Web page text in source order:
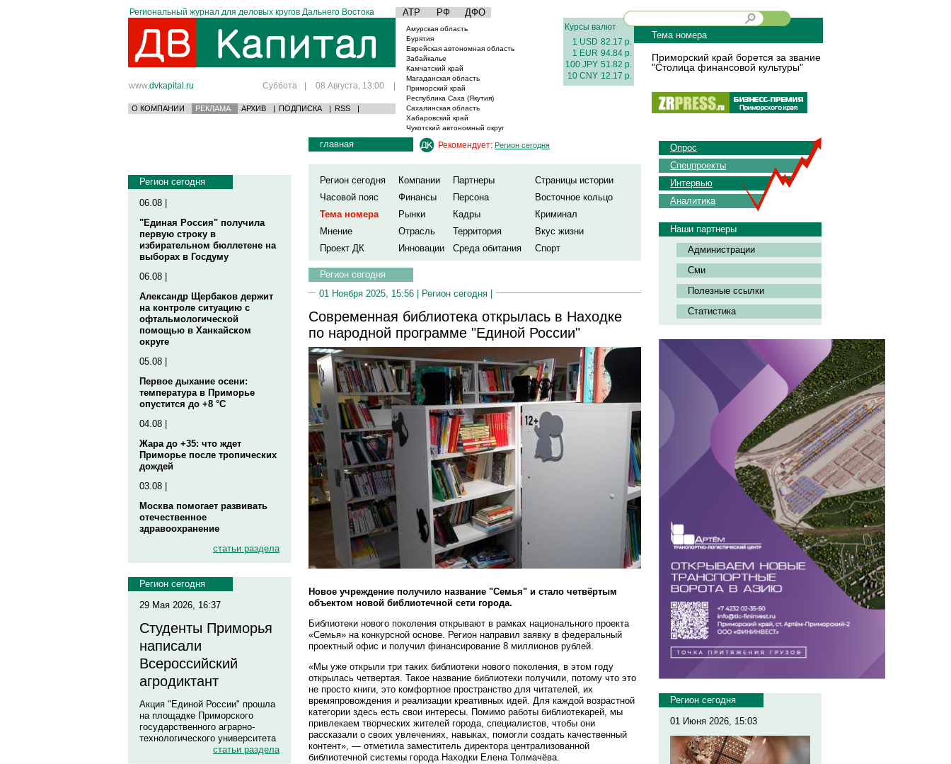
Региональный журнал для деловых кругов Дальнего Востока АТР РФ ДФО
www.dvkapital.ru Суббота | 08 Августа, 13:00 |
О КОМПАНИИ РЕКЛАМА АРХИВ | ПОДПИСКА | RSS |
Амурская область
Бурятия
Еврейская автономная область
Забайкалье
Камчатский край
Магаданская область
Приморский край
Республика Саха (Якутия)
Сахалинская область
Хабаровский край
Чукотский автономный округ
Курсы валют
1 USD 82.17 р.
1 EUR 94.84 р.
100 JPY 51.82 р.
10 CNY 12.17 р.
Тема номера
Приморский край борется за звание
"Столица финансовой культуры"
Регион сегодня
06.08 |
"Единая Россия" получила
первую строку в
избирательном бюллетене на
выборах в Госдуму
06.08 |
Александр Щербаков держит
на контроле ситуацию с
офтальмологической
помощью в Ханкайском
округе
05.08 |
Первое дыхание осени:
температура в Приморье
опустится до +8 °C
04.08 |
Жара до +35: что ждет
Приморье после тропических
дождей
03.08 |
Москва помогает развивать
отечественное
здравоохранение
статьи раздела
Регион сегодня
29 Мая 2026, 16:37
Студенты Приморья
написали
Всероссийский
агродиктант
Акция "Единой России" прошла
на площадке Приморского
государственного аграрно-
технологического университета
статьи раздела
главная Рекомендует: Регион сегодня
Регион сегодня Компании Партнеры
Страницы истории
Часовой пояс
Финансы Персона
Восточное кольцо
Тема номера
Рынки Кадры
Криминал
Мнение
Отрасль Территория
Вкус жизни
Проект ДК
Инновации Среда обитания Спорт
Регион сегодня
01 Ноября 2025, 15:56 | Регион сегодня |
Современная библиотека открылась в Находке
по народной программе "Единой России"
Новое учреждение получило название "Семья" и стало четвёртым
объектом новой библиотечной сети города.
Библиотеки нового поколения открывают в рамках национального проекта
«Семья» на конкурсной основе. Регион направил заявку в федеральный
проектный офис и получил финансирование 8 миллионов рублей.
«Мы уже открыли три таких библиотеки нового поколения, в этом году
открылась четвертая. Такое название библиотеки получили, потому что это
не просто книги, это комфортное пространство для читателей, их
времяпровождения и реализации креативных идей. Для каждой возрастной
категории здесь есть свои интересы. Помимо работы библиотекарей, мы
привлекаем творческих жителей города, специалистов, чтобы они
рассказали о своих увлечениях, навыках, помогли создать качественный
контент», — отметила заместитель директора централизованной
библиотечной системы города Находки Елена Толмачёва.
Опрос
Спецпроекты
Интервью
Аналитика
Наши партнеры
Администрации
Сми
Полезные ссылки
Статистика
Регион сегодня
01 Июня 2026, 15:03